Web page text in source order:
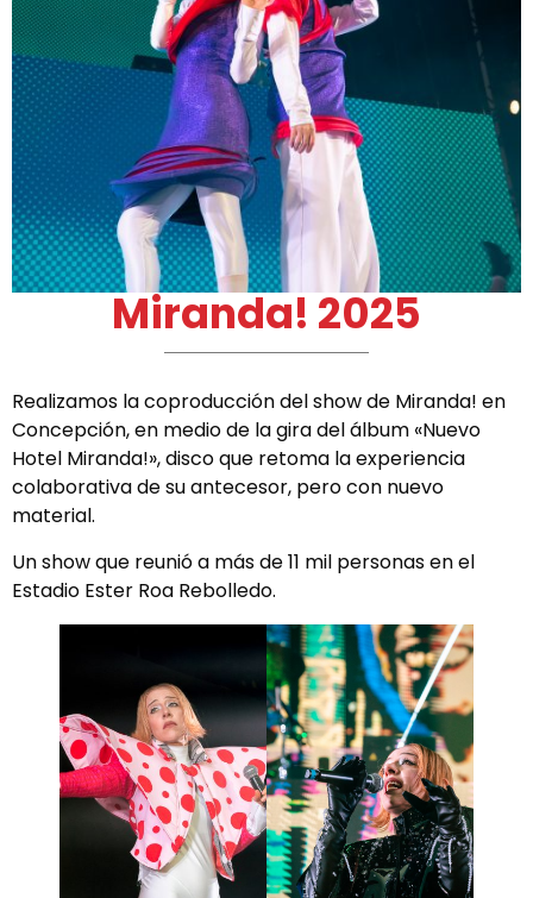
Miranda! 2025
Realizamos la coproducción del show de Miranda! en
Concepción, en medio de la gira del álbum «Nuevo
Hotel Miranda!», disco que retoma la experiencia
colaborativa de su antecesor, pero con nuevo
material.
Un show que reunió a más de 11 mil personas en el
Estadio Ester Roa Rebolledo.